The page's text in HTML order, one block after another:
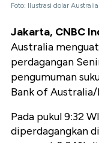
Foto: Ilustrasi dolar
Jakarta, CNBC
Australia
perdagangan
pengumuman
Bank of Australia/
Pada pukul 9:32
diperdagangkan